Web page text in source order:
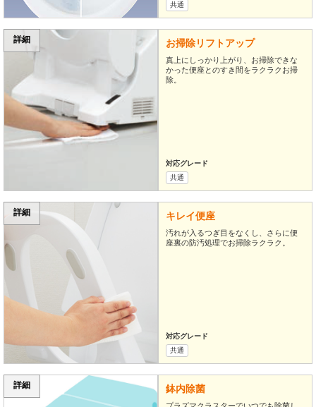
共通
詳細 お掃除リフトアップ
真上にしっかり上がり、お掃除できな
かった便座とのすき間をラクラクお掃
除。
対応グレード
共通
詳細 キレイ便座
汚れが入るつぎ目をなくし、さらに便
座裏の防汚処理でお掃除ラクラク。
対応グレード
共通
詳細 鉢内除菌